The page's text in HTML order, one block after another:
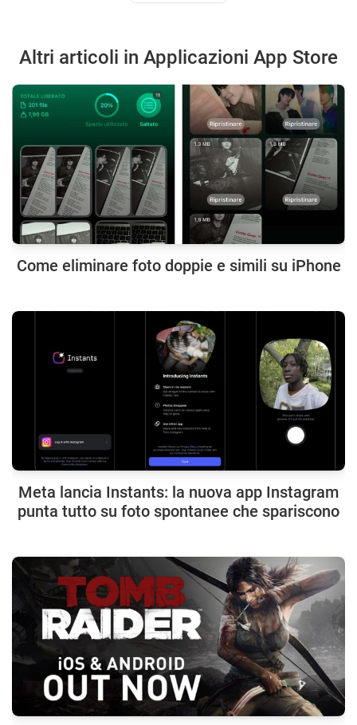
Altri articoli in Applicazioni App Store
Come eliminare foto doppie e simili su iPhone
Meta lancia Instants: la nuova app Instagram
punta tutto su foto spontanee che spariscono